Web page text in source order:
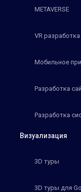
METAVERSE
VR разработка
Мобильное
Разработка
Разработка
Визуализация
3D туры
3D туры для